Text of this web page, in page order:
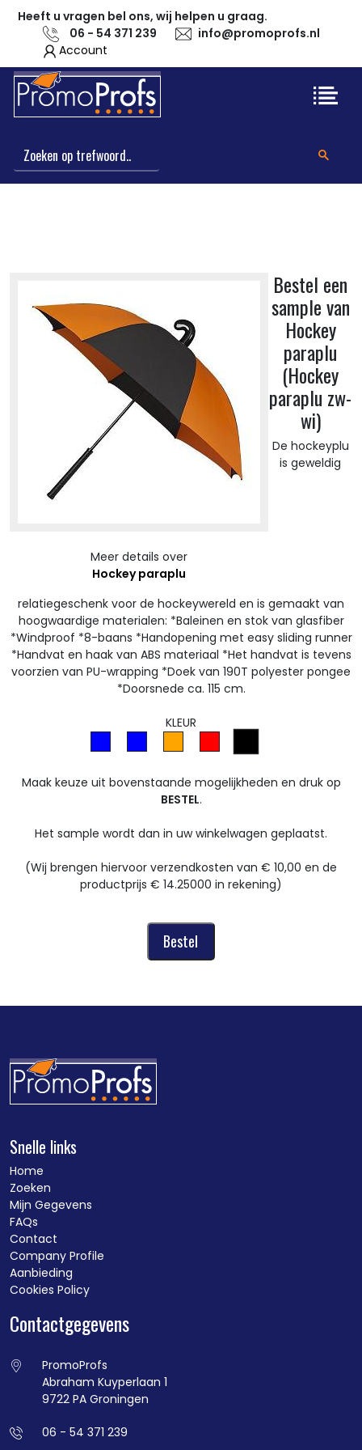
Heeft u vragen bel ons, wij helpen u graag.
06 - 54 371 239
info@promoprofs.nl
Account
Meer details over
Hockey paraplu
Bestel een
sample van
Hockey
paraplu
(Hockey
paraplu zw-
wi)
De hockeyplu
is geweldig
relatiegeschenk voor de hockeywereld en is gemaakt van
hoogwaardige materialen: *Baleinen en stok van glasfiber
*Windproof *8-baans *Handopening met easy sliding runner
*Handvat en haak van ABS materiaal *Het handvat is tevens
voorzien van PU-wrapping *Doek van 190T polyester pongee
*Doorsnede ca. 115 cm.
KLEUR
Maak keuze uit bovenstaande mogelijkheden en druk op
BESTEL.
Het sample wordt dan in uw winkelwagen geplaatst.
(Wij brengen hiervoor verzendkosten van € 10,00 en de
productprijs € 14.25000 in rekening)
Snelle links
Home
Zoeken
Mijn Gegevens
FAQs
Contact
Company Profile
Aanbieding
Cookies Policy
Contactgegevens
PromoProfs
Abraham Kuyperlaan 1
9722 PA Groningen
06 - 54 371 239